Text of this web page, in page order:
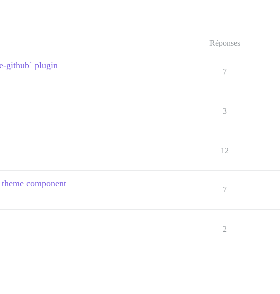
Réponses
github` plugin
7
3
12
component
7
2